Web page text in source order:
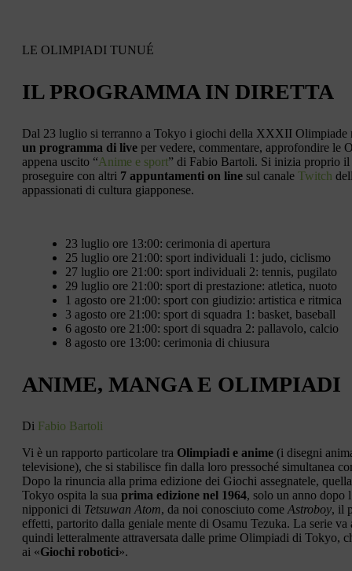
LE OLIMPIADI TUNUÉ
IL PROGRAMMA IN DIRETTA
Dal 23 luglio si terranno a Tokyo i giochi della XXXII Olimpiade
un programma di live per vedere, commentare, approfondire le
appena uscito “Anime e sport” di Fabio Bartoli. Si inizia proprio il
proseguire con altri 7 appuntamenti on line sul canale Twitch
appassionati di cultura giapponese.
23 luglio ore 13:00: cerimonia di apertura
25 luglio ore 21:00: sport individuali 1: judo, ciclismo
27 luglio ore 21:00: sport individuali 2: tennis, pugilato
29 luglio ore 21:00: sport di prestazione: atletica, nuoto
1 agosto ore 21:00: sport con giudizio: artistica e ritmica
3 agosto ore 21:00: sport di squadra 1: basket, baseball
6 agosto ore 21:00: sport di squadra 2: pallavolo, calcio
8 agosto ore 13:00: cerimonia di chiusura
ANIME, MANGA E OLIMPIADI
Di Fabio Bartoli
Vi è un rapporto particolare tra Olimpiadi e anime (i disegni
televisione), che si stabilisce fin dalla loro pressoché simultanea
Dopo la rinuncia alla prima edizione dei Giochi assegnatele,
Tokyo ospita la sua prima edizione nel 1964, solo un anno dopo
nipponici di Tetsuwan Atom, da noi conosciuto come Astroboy, il
effetti, partorito dalla geniale mente di Osamu Tezuka. La serie
quindi letteralmente attraversata dalle prime Olimpiadi di Tokyo,
ai «Giochi robotici».